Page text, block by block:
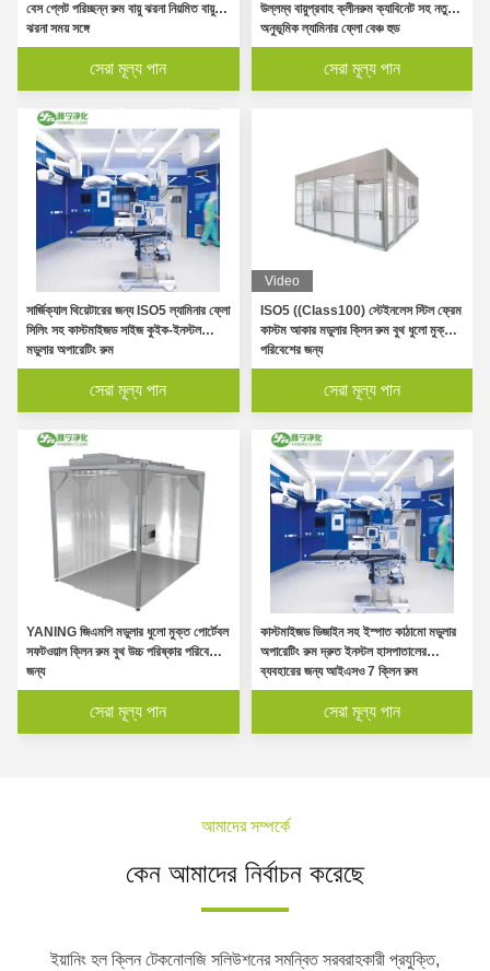
বেস প্লেট পরিচ্ছন্ন রুম বায়ু ঝরনা নিয়মিত বায়ু
ঝরনা সময় সঙ্গে
সেরা মূল্য পান
উল্লম্ব বায়ুপ্রবাহ ক্লীনরুম ক্যাবিনেট সহ নতুন
অনুভূমিক ল্যামিনার ফ্লো বেঞ্চ হুড
সেরা মূল্য পান
সার্জিক্যাল থিয়েটারের জন্য ISO5 ল্যামিনার ফ্লো
সিলিং সহ কাস্টমাইজড সাইজ কুইক-ইনস্টল
মডুলার অপারেটিং রুম
সেরা মূল্য পান
Video
ISO5 ((Class100) স্টেইনলেস স্টিল ফ্রেম
কাস্টম আকার মডুলার ক্লিন রুম বুথ ধুলো মুক্ত
পরিবেশের জন্য
সেরা মূল্য পান
YANING জিএমপি মডুলার ধুলো মুক্ত পোর্টেবল
সফটওয়াল ক্লিন রুম বুথ উচ্চ পরিষ্কার পরিবেশের
জন্য
সেরা মূল্য পান
কাস্টমাইজড ডিজাইন সহ ইস্পাত কাঠামো মডুলার
অপারেটিং রুম দ্রুত ইনস্টল হাসপাতালের
ব্যবহারের জন্য আইএসও 7 ক্লিন রুম
সেরা মূল্য পান
আমাদের সম্পর্কে
কেন আমাদের নির্বাচন করেছে
ইয়ানিং হল ক্লিন টেকনোলজি সলিউশনের সমন্বিত সরবরাহকারী প্রযুক্তি,